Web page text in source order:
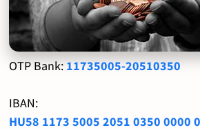
OTP Bank: 11735005-20510350
IBAN:
HU58 1173 5005 2051 0350 0000